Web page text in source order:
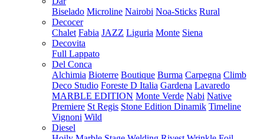
Biselado Microline Nairobi Noa-Sticks Rural
Decocer
Chalet Fabia JAZZ Liguria Monte Siena
Decovita
Full Lappato
Del Conca
Alchimia Bioterre Boutique Burma Carpegna Climb
Deco Studio Foreste D Italia Gardena Lavaredo
MARBLE EDITION Monte Verde Nabi Native
Premiere St Regis Stone Edition Dinamik Timeline
Vignoni Wild
Diesel